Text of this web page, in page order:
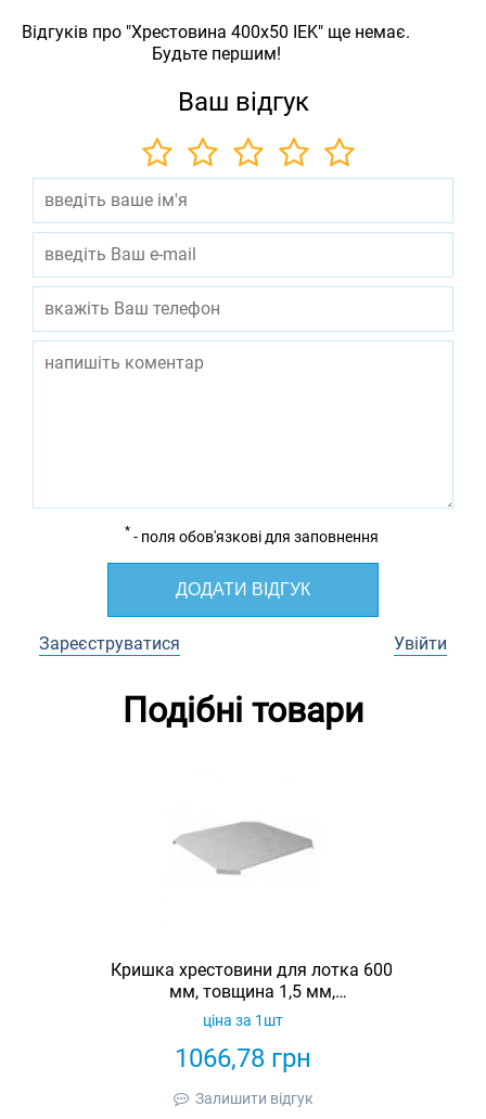
Відгуків про "Хрестовина 400х50 IEK" ще немає.
Будьте першим!
Ваш відгук
* - поля обов'язкові для заповнення
ДОДАТИ ВІДГУК
Зареєструватися Увійти
Подібні товари
Кришка хрестовини для лотка 600
мм, товщина 1,5 мм,
гарячеоцинкована, Eurotray
1066,78 грн
ціна за 1шт
Залишити відгук